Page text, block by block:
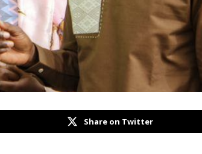
Share on Twitter